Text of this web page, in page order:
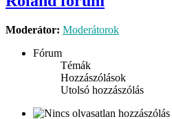
Moderátor: Moderátorok
Fórum
Témák
Hozzászólások
Utolsó hozzászólás